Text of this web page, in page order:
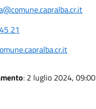
21
: 2 luglio 2024, 09:00